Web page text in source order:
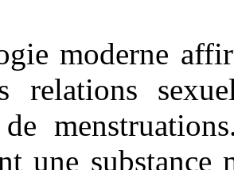
moderne
relations
de
une